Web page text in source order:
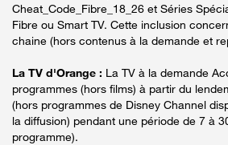
Cheat_Code_Fibre_18_26 et Séries
Fibre ou Smart TV. Cette inclusion
chaine (hors contenus à la demande et
La TV d'Orange : La TV à la demande
programmes (hors films) à partir du
(hors programmes de Disney Channel
la diffusion) pendant une période de 7 à
programme).